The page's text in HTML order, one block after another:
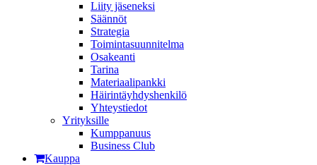
Liity jäseneksi
Säännöt
Strategia
Toimintasuunnitelma
Osakeanti
Tarina
Materiaalipankki
Häirintä­yhdyshenkilö
Yhteystiedot
Yrityksille
Kumppanuus
Business Club
Kauppa